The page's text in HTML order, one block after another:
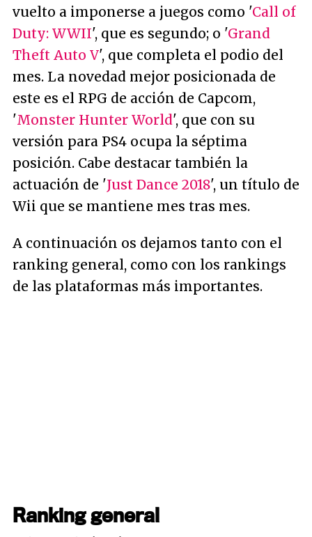
vuelto a imponerse a juegos como 'Call of
Duty: WWII', que es segundo; o 'Grand
Theft Auto V', que completa el podio del
mes. La novedad mejor posicionada de
este es el RPG de acción de Capcom,
'Monster Hunter World', que con su
versión para PS4 ocupa la séptima
posición. Cabe destacar también la
actuación de 'Just Dance 2018', un título de
Wii que se mantiene mes tras mes.
A continuación os dejamos tanto con el
ranking general, como con los rankings
de las plataformas más importantes.
Ranking general